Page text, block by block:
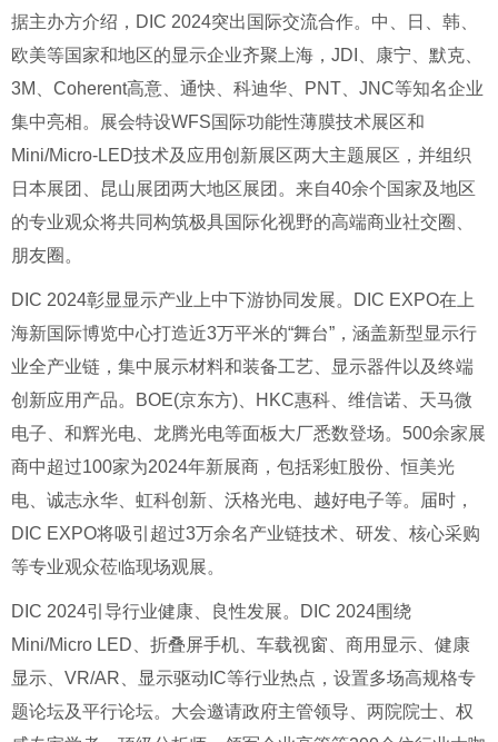
据主办方介绍，DIC 2024突出国际交流合作。中、日、韩、
欧美等国家和地区的显示企业齐聚上海，JDI、康宁、默克、
3M、Coherent高意、通快、科迪华、PNT、JNC等知名企业
集中亮相。展会特设WFS国际功能性薄膜技术展区和
Mini/Micro-LED技术及应用创新展区两大主题展区，并组织
日本展团、昆山展团两大地区展团。来自40余个国家及地区
的专业观众将共同构筑极具国际化视野的高端商业社交圈、
朋友圈。
DIC 2024彰显显示产业上中下游协同发展。DIC EXPO在上
海新国际博览中心打造近3万平米的“舞台”，涵盖新型显示行
业全产业链，集中展示材料和装备工艺、显示器件以及终端
创新应用产品。BOE(京东方)、HKC惠科、维信诺、天马微
电子、和辉光电、龙腾光电等面板大厂悉数登场。500余家展
商中超过100家为2024年新展商，包括彩虹股份、恒美光
电、诚志永华、虹科创新、沃格光电、越好电子等。届时，
DIC EXPO将吸引超过3万余名产业链技术、研发、核心采购
等专业观众莅临现场观展。
DIC 2024引导行业健康、良性发展。DIC 2024围绕
Mini/Micro LED、折叠屏手机、车载视窗、商用显示、健康
显示、VR/AR、显示驱动IC等行业热点，设置多场高规格专
题论坛及平行论坛。大会邀请政府主管领导、两院院士、权